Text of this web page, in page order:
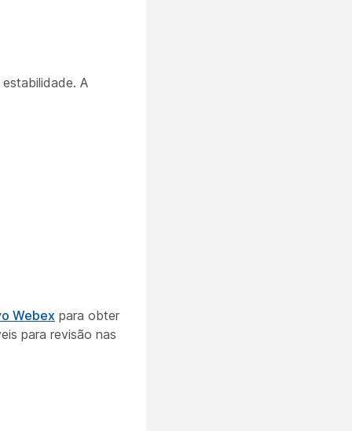
A
Webex para obter
para revisão nas